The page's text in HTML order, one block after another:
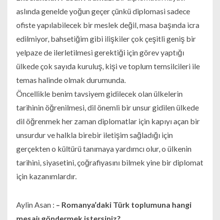
aslında genelde yoğun geçer çünkü diplomasi sadece
ofiste yapılabilecek bir meslek değil, masa başında icra
edilmiyor, bahsetiğim gibi ilişkiler çok çeşitli geniş bir
yelpaze de ilerletilmesi gerektiği için görev yaptığı
ülkede çok sayıda kuruluş, kişi ve toplum temsilcileri ile
temas halinde olmak durumunda.
Öncellikle benim tavsiyem gidilecek olan ülkelerin
tarihinin öğrenilmesi, dil önemli bir unsur gidilen ülkede
dil öğrenmek her zaman diplomatlar için kapıyı açan bir
unsurdur ve halkla birebir iletişim sağladığı için
gerçekten o kültürü tanımaya yardımcı olur, o ülkenin
tarihini, siyasetini, çoğrafiyasını bilmek yine bir diplomat
için kazanımlardır.
Aylin Asan : – Romanya’daki Türk toplumuna hangi